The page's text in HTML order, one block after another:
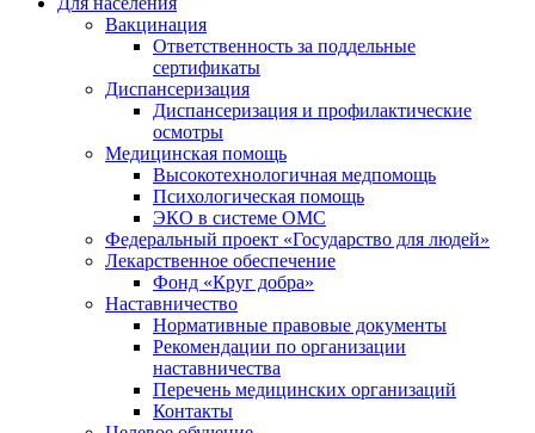
Вакцинация
Ответственность за поддельные
сертификаты
Диспансеризация
Диспансеризация и профилактические
осмотры
Медицинская помощь
Высокотехнологичная медпомощь
Психологическая помощь
ЭКО в системе ОМС
Федеральный проект «Государство для людей»
Лекарственное обеспечение
Фонд «Круг добра»
Наставничество
Нормативные правовые документы
Рекомендации по организации
наставничества
Перечень медицинских организаций
Контакты